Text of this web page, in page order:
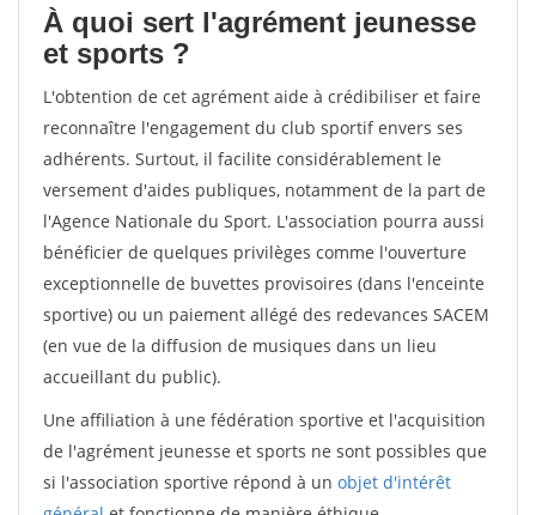
À quoi sert l'agrément jeunesse
et sports ?
L'obtention de cet agrément aide à crédibiliser et faire
reconnaître l'engagement du club sportif envers ses
adhérents. Surtout, il facilite considérablement le
versement d'aides publiques, notamment de la part de
l'Agence Nationale du Sport. L'association pourra aussi
bénéficier de quelques privilèges comme l'ouverture
exceptionnelle de buvettes provisoires (dans l'enceinte
sportive) ou un paiement allégé des redevances SACEM
(en vue de la diffusion de musiques dans un lieu
accueillant du public).
Une affiliation à une fédération sportive et l'acquisition
de l'agrément jeunesse et sports ne sont possibles que
si l'association sportive répond à un objet d'intérêt